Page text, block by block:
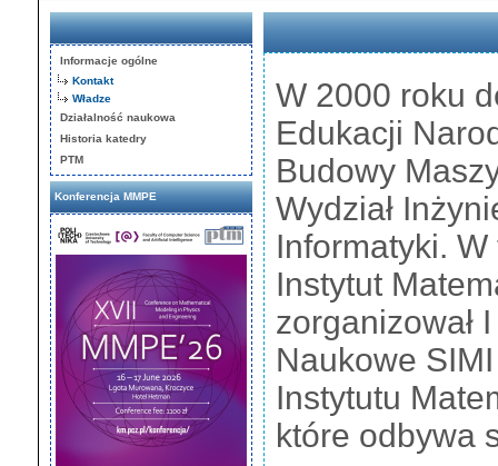
Informacje ogólne
Kontakt
Władze
Działalność naukowa
Historia katedry
PTM
Konferencja MMPE
W 2000 roku
Edukacji
Budowy
Wydział
Informatyki.
Instytut
zorganizował
Naukowe
Instytutu
które odbywa